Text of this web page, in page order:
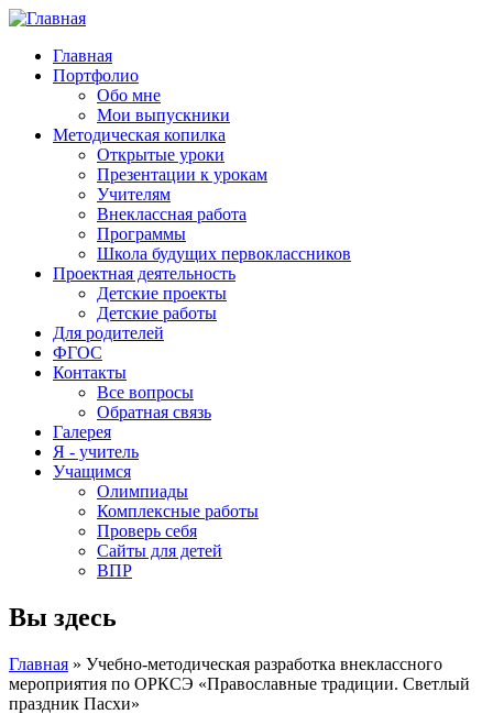
Главная
Портфолио
Обо мне
Мои выпускники
Методическая копилка
Открытые уроки
Презентации к урокам
Учителям
Внеклассная работа
Программы
Школа будущих первоклассников
Проектная деятельность
Детские проекты
Детские работы
Для родителей
ФГОС
Контакты
Все вопросы
Обратная связь
Галерея
Я - учитель
Учащимся
Олимпиады
Комплексные работы
Проверь себя
Сайты для детей
ВПР
Вы здесь
Главная » Учебно-методическая разработка внеклассного
мероприятия по ОРКСЭ «Православные традиции. Светлый
праздник Пасхи»